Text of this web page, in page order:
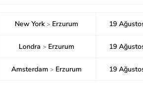
New York > Erzurum 19
Londra > Erzurum 19
Amsterdam > Erzurum 19